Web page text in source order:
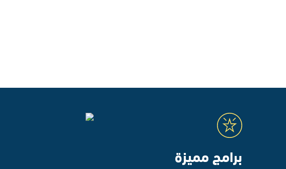
برامج مميزة